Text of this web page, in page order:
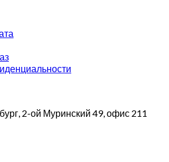
2-ой Муринский 49, офис 211